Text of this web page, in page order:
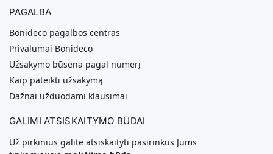
PAGALBA
Bonideco pagalbos centras
Privalumai Bonideco
Užsakymo būsena pagal numerį
Kaip pateikti užsakymą
Dažnai užduodami klausimai
GALIMI ATSISKAITYMO BŪDAI
Už pirkinius galite atsiskaityti pasirinkus Jums